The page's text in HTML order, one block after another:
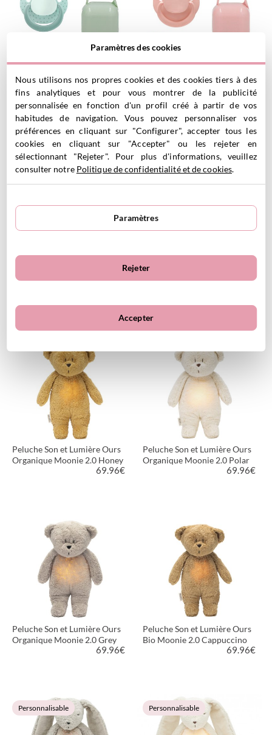
Coffret Cadeau Retro
Slimline Vert Clair
12.95 €
VOIR LE PRODUIT
Coffret Cadeau Retro Nordic
Blush Personnalisable
12.95€
VOIR LE PRODUIT
Organique Moonie 2.0 Sand
Peluche Son et Lumière Ours
Organique Moonie 2.0
Peluche Son et Lumière Ours
Organique Moonie 2.0 Honey
69.96€
VOIR LE PRODUIT
Peluche Son et Lumière Ours
Organique Moonie 2.0 Polar
69.96€
Peluche Son et Lumière Ours
Organique Moonie 2.0 Grey
69.96€
VOIR LE PRODUIT
Peluche Son et Lumière Ours
Bio Moonie 2.0 Cappuccino
69.96€
VOIR LE PRODUIT
Personnalisable Personnalisable
Paramètres des cookies
Nous utilisons nos propres cookies et des cookies tiers à des
fins analytiques et pour vous montrer de la publicité
personnalisée en fonction d'un profil créé à partir de vos
habitudes de navigation. Vous pouvez personnaliser vos
préférences en cliquant sur "Configurer", accepter tous les
cookies en cliquant sur "Accepter" ou les rejeter en
sélectionnant "Rejeter". Pour plus d'informations, veuillez
consulter notre Politique de confidentialité et de cookies.
Paramètres
Rejeter
Accepter